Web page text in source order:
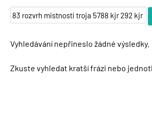
VĚDA
FAKULTA
Vyhledávání nepřineslo žádné výsledky.
Zkuste vyhledat kratší frázi nebo